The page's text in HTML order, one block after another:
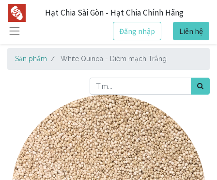
Hạt Chia Sài Gòn - Hạt Chia Chính Hãng
Đăng nhập Liên hệ
Sản phẩm White Quinoa - Diêm mạch Trắng